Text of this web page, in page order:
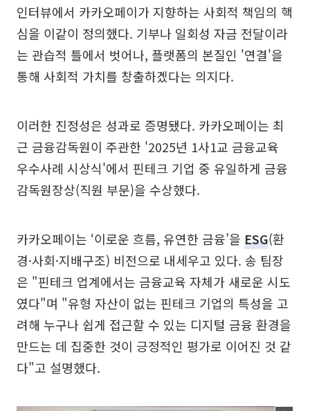
인터뷰에서 카카오페이가 지향하는 사회적 책임의 핵
심을 이같이 정의했다. 기부나 일회성 자금 전달이라
는 관습적 틀에서 벗어나, 플랫폼의 본질인 '연결'을
통해 사회적 가치를 창출하겠다는 의지다.
이러한 진정성은 성과로 증명됐다. 카카오페이는 최
근 금융감독원이 주관한 '2025년 1사1교 금융교육
우수사례 시상식'에서 핀테크 기업 중 유일하게 금융
감독원장상(직원 부문)을 수상했다.
카카오페이는 ‘이로운 흐름, 유연한 금융’을 ESG(환
경·사회·지배구조) 비전으로 내세우고 있다. 송 팀장
은 "핀테크 업계에서는 금융교육 자체가 새로운 시도
였다"며 "유형 자산이 없는 핀테크 기업의 특성을 고
려해 누구나 쉽게 접근할 수 있는 디지털 금융 환경을
만드는 데 집중한 것이 긍정적인 평가로 이어진 것 같
다"고 설명했다.